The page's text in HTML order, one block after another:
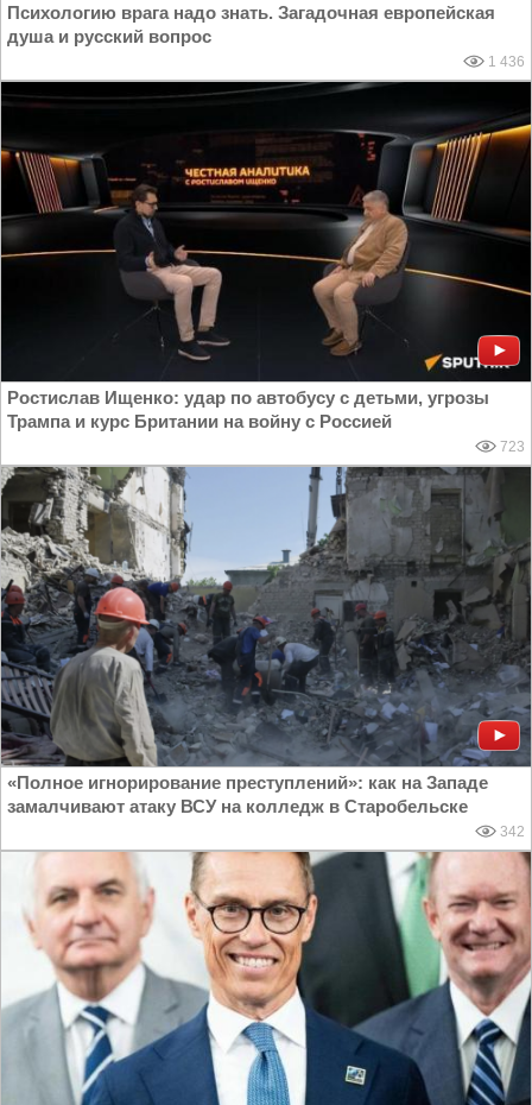
Психологию врага надо знать. Загадочная европейская
душа и русский вопрос
1 436
Ростислав Ищенко: удар по автобусу с детьми, угрозы
Трампа и курс Британии на войну с Россией
723
«Полное игнорирование преступлений»: как на Западе
замалчивают атаку ВСУ на колледж в Старобельске
342